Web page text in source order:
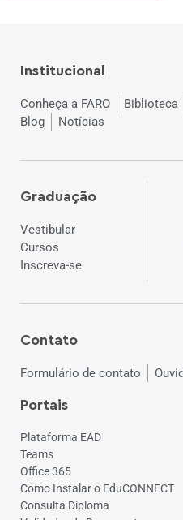
Institucional
Conheça a FARO Biblioteca
Blog
Notícias
Graduação
Vestibular
Cursos
Inscreva-se
Contato
Formulário de contato
Portais
Plataforma EAD
Teams
Office 365
Como Instalar o EduCONNECT
Consulta Diploma